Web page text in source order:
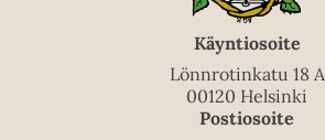
Käyntiosoite
Lönnrotinkatu 18 A
00120 Helsinki
Postiosoite